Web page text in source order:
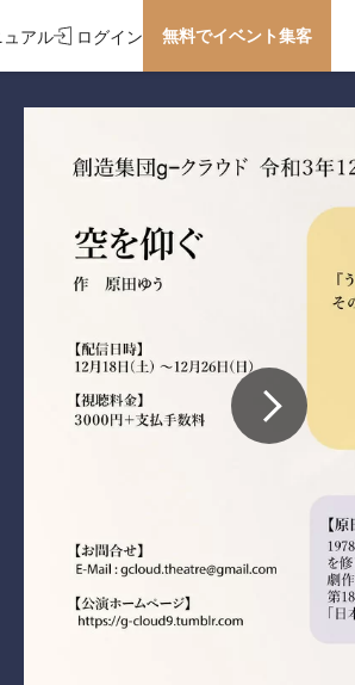
アル ログイン 無料でイベント集客